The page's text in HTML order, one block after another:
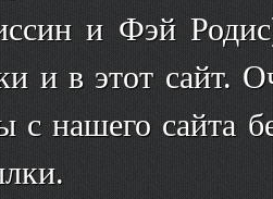
и Фэй
и в этот сайт.
с нашего сайта